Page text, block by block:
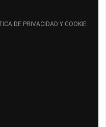
DE PRIVACIDAD Y COOKIE